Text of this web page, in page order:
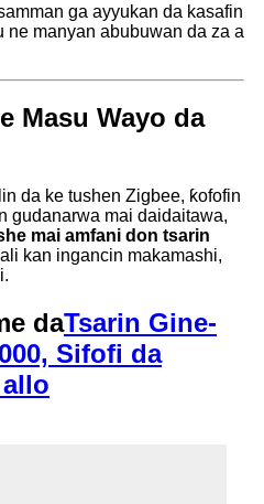
ga ayyukan da kasafin
ne manyan abubuwan da za a
Masu Wayo da
da ke tushen Zigbee, ƙofofin
gudanarwa mai daidaitawa,
mai amfani don tsarin
kan ingancin makamashi,
daTsarin Gine-
Sifofi da